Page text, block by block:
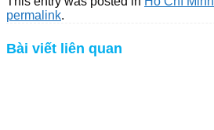
permalink.
Bài viết liên quan